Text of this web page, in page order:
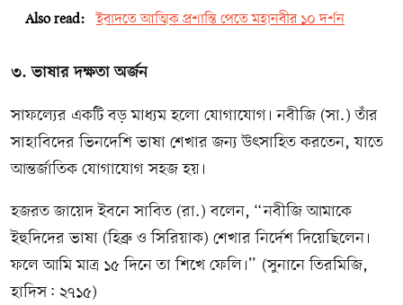
Also read: ইবাদতে আত্মিক প্রশান্তি পেতে মহানবীর ১০ দর্শন
৩. ভাষার দক্ষতা অর্জন
সাফল্যের একটি বড় মাধ্যম হলো যোগাযোগ। নবীজি (সা.) তাঁর
সাহাবিদের ভিনদেশি ভাষা শেখার জন্য উৎসাহিত করতেন, যাতে
আন্তর্জাতিক যোগাযোগ সহজ হয়।
হজরত জায়েদ ইবনে সাবিত (রা.) বলেন, “নবীজি আমাকে
ইহুদিদের ভাষা (হিব্রু ও সিরিয়াক) শেখার নির্দেশ দিয়েছিলেন।
ফলে আমি মাত্র ১৫ দিনে তা শিখে ফেলি।” (সুনানে তিরমিজি,
হাদিস: ২৭১৫)